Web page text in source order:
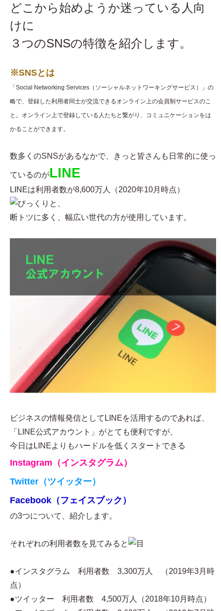
どこから始めようか迷っている人向
けに
３つのSNSの特徴を紹介します。
※SNSとは
「Social Networking Services（ソーシャルネットワーキングサービス）」の
略で、登録した利用者同士が交流できるオンライン上の会員制サービスのこ
と。オンライン上で登録している人たちと繋がり、コミュニケーションをは
かることができます。
数多くのSNSがあるなかで、きっと皆さんも日常的に使っ
ているのがLINE
LINEは利用者数が8,600万人（2020年10月時点）
と、
断トツに多く、幅広い世代の方が使用しています。
ビジネスの情報発信としてLINEを活用するのであれば、
「LINE公式アカウント」がとても便利ですが、
今日はLINEよりもハードルを低くスタートできる
Instagram（インスタグラム）
Twitter（ツイッター）
Facebook（フェイスブック）
の3つについて、紹介します。
それぞれの利用者数を見てみると
●インスタグラム 利用者数 3,300万人 （2019年3月時
点）
●ツイッター 利用者数 4,500万人（2018年10月時点）